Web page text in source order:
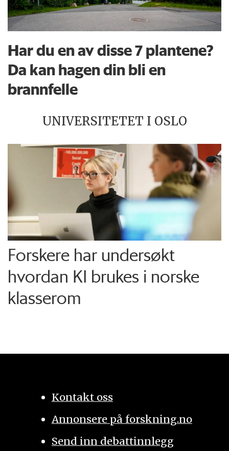
Har du en av disse 7 plantene?
Da kan hagen din bli en
brannfelle
UNIVERSITETET I OSLO
Forskere har undersøkt
hvordan KI brukes i norske
klasserom
Kontakt oss
Annonsere på forskning.no
Send inn debattinnlegg